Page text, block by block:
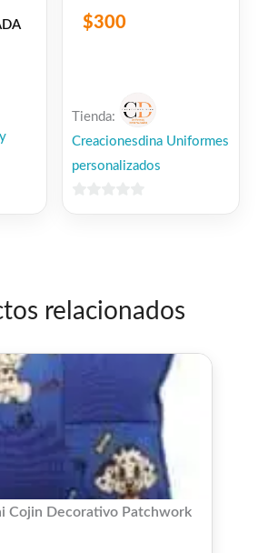
$300
Tienda:
Creacionesdina Uniformes
personalizados
relacionados
Cojin Decorativo Patchwork